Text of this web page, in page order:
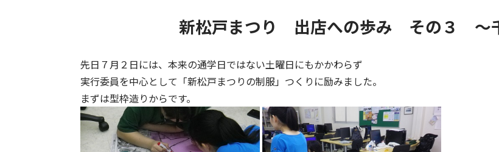
新松戸まつり 出店への歩み その３ ～
先日７月２日には、本来の通学日ではない土曜日にもかかわらず
実行委員を中心として「新松戸まつりの制服」つくりに励みました。
まずは型枠造りからです。